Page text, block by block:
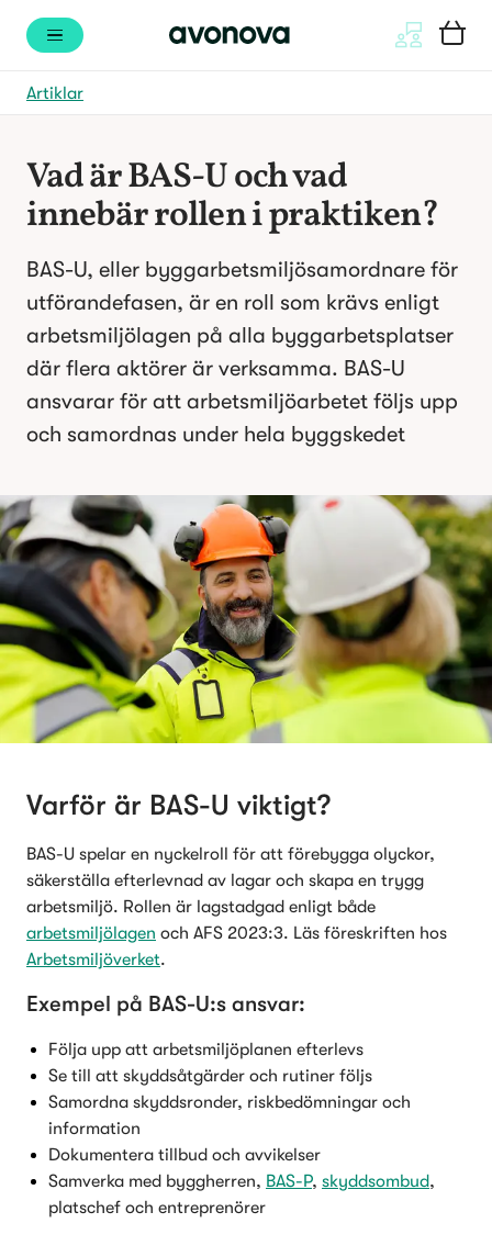
Artiklar
Vad är BAS-U och vad
innebär rollen i praktiken?
BAS-U, eller byggarbetsmiljösamordnare för
utförandefasen, är en roll som krävs enligt
arbetsmiljölagen på alla byggarbetsplatser
där flera aktörer är verksamma. BAS-U
ansvarar för att arbetsmiljöarbetet följs upp
och samordnas under hela byggskedet
Varför är BAS-U viktigt?
BAS-U spelar en nyckelroll för att förebygga olyckor,
säkerställa efterlevnad av lagar och skapa en trygg
arbetsmiljö. Rollen är
arbetsmiljölagen
Arbetsmiljöverket.
Exempel på BAS-U:s ansvar:
Följa upp att arbetsmiljöplanen efterlevs
Se till att skyddsåtgärder och rutiner följs
Samordna skyddsronder, riskbedömningar och
information
Dokumentera tillbud och avvikelser
Samverka med byggherren, BAS-P, skyddsombud,
platschef och entreprenörer